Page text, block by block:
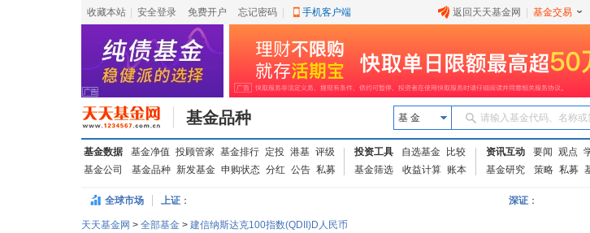
收藏本站 安全登录 免费开户 忘记密码 手机客户端 返回天天基金网 基金交易
基金品种 基 金 请输入基金代码、名称或
基金数据 基金净值 投顾管家 基金排行 定投 港基 评级
基金公司
基金品种 新发基金 申购状态 分红 公告 私募
投资工具 自选基金
比较
基金筛选
收益计算 账本
资讯互动 要闻 观点
基金研究
策略 私募
全球市场 上证： 深证：
天天基金网 > 全部基金 > 建信纳斯达克100指数(QDII)D人民币